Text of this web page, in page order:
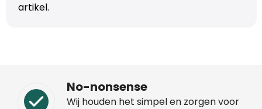
artikel.
No-nonsense
Wij houden het simpel en zorgen voor